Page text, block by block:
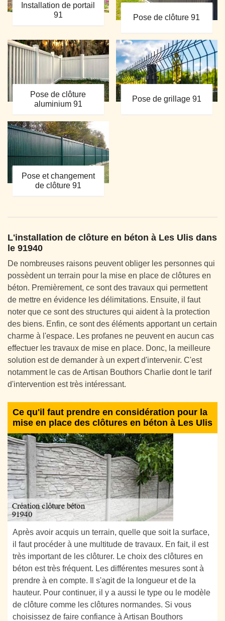
Installation de portail
91
Pose de clôture 91
Pose de clôture
aluminium 91
Pose de grillage 91
Pose et changement
de clôture 91
L'installation de clôture en béton à Les Ulis dans
le 91940
De nombreuses raisons peuvent obliger les personnes qui
possèdent un terrain pour la mise en place de clôtures en
béton. Premièrement, ce sont des travaux qui permettent
de mettre en évidence les délimitations. Ensuite, il faut
noter que ce sont des structures qui aident à la protection
des biens. Enfin, ce sont des éléments apportant un certain
charme à l'espace. Les profanes ne peuvent en aucun cas
effectuer les travaux de mise en place. Donc, la meilleure
solution est de demander à un expert d'intervenir. C'est
notamment le cas de Artisan Bouthors Charlie dont le tarif
d'intervention est très intéressant.
Ce qu'il faut prendre en considération pour la
mise en place des clôtures en béton à Les Ulis
Après avoir acquis un terrain, quelle que soit la surface,
il faut procéder à une multitude de travaux. En fait, il est
très important de les clôturer. Le choix des clôtures en
béton est très fréquent. Les différentes mesures sont à
prendre à en compte. Il s'agit de la longueur et de la
hauteur. Pour continuer, il y a aussi le type ou le modèle
de clôture comme les clôtures normandes. Si vous
choisissez de faire confiance à Artisan Bouthors